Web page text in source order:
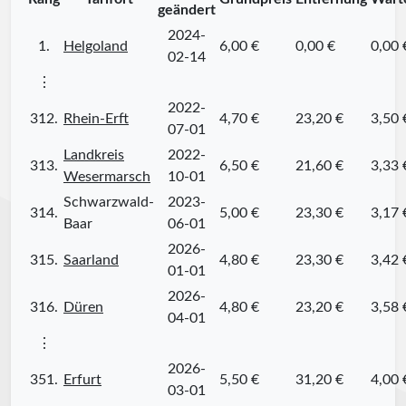
geändert
1. Helgoland
2024-
02-14
6,00 € 0,00 € 0,00
⋮
312. Rhein-Erft
2022-
07-01
4,70 € 23,20 € 3,50
313.
Landkreis
Wesermarsch
2022-
10-01
6,50 € 21,60 € 3,33
314.
Schwarzwald-
Baar
2023-
06-01
5,00 € 23,30 € 3,17
315. Saarland
2026-
01-01
4,80 € 23,30 € 3,42
316. Düren
2026-
04-01
4,80 € 23,20 € 3,58
⋮
351. Erfurt
2026-
03-01
5,50 € 31,20 € 4,00